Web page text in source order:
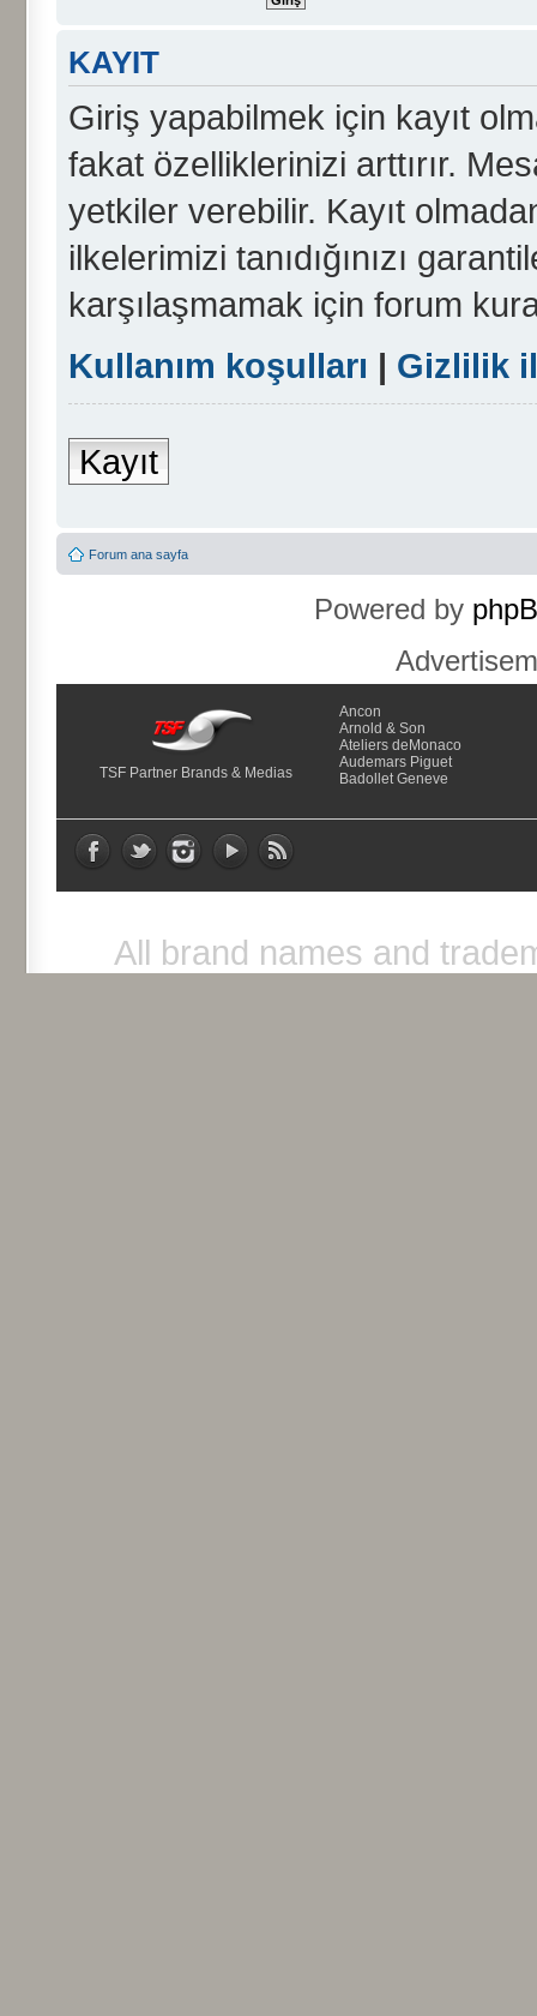
KAYIT
Giriş yapabilmek için kayıt
fakat özelliklerinizi arttırır.
yetkiler verebilir. Kayıt
ilkelerimizi tanıdığınızı
karşılaşmamak için forum
Kullanım koşulları | Gizlilik
Kayıt
Forum ana sayfa
Powered by
TSF Partner Brands & Medias
Ancon
Arnold & Son
Ateliers deMonaco
Audemars Piguet
Badollet Geneve
All brand names and